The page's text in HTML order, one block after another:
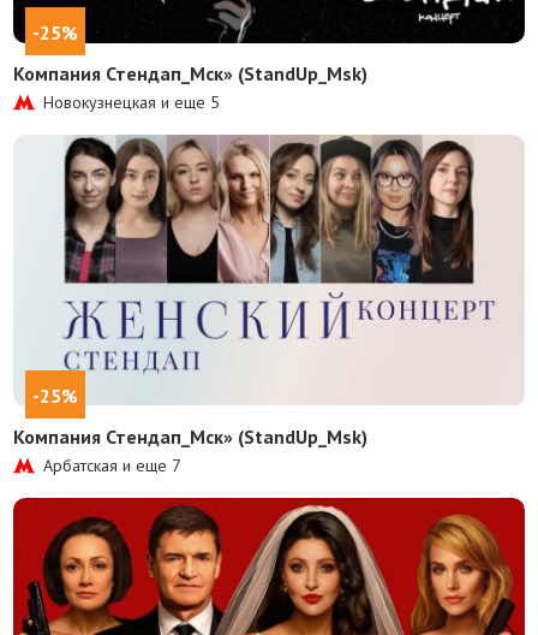
-25%
Компания Стендап_Мск» (StandUp_Msk)
Новокузнецкая и еще 5
-25%
Компания Стендап_Мск» (StandUp_Msk)
Арбатская и еще 7